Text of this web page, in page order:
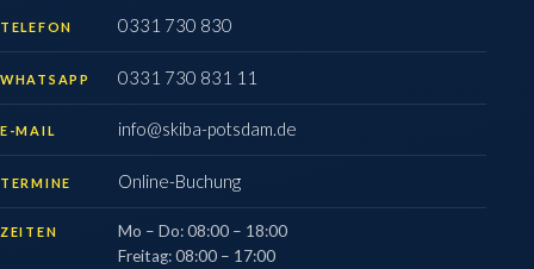
TELEFON 0331 730 830
WHATSAPP 0331 730 831 11
E-MAIL info@skiba-potsdam.de
TERMINE Online-Buchung
ZEITEN Mo – Do:08:00 – 18:00
Freitag:08:00 – 17:00